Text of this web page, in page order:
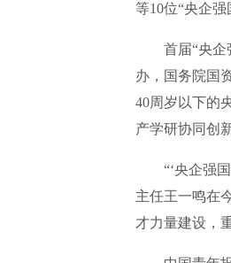
等10位“央企
首届“央企强
办，国务院国
40周岁以下的
产学研协同创
“‘央企强国
主任王一鸣在
才力量建设，